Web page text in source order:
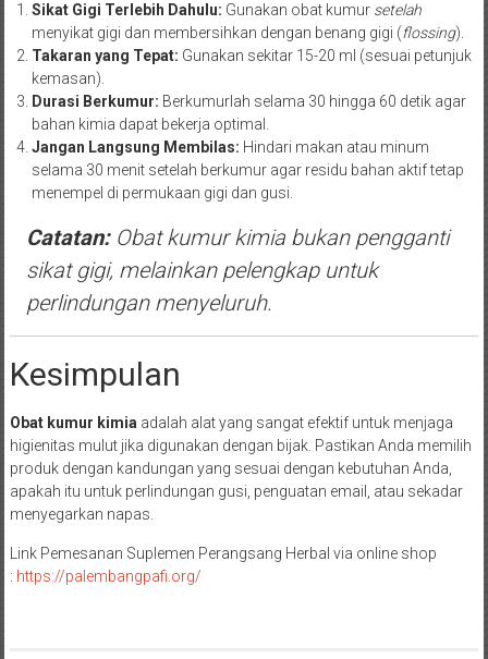
Sikat Gigi Terlebih Dahulu: Gunakan obat kumur setelah
menyikat gigi dan membersihkan dengan benang gigi (flossing).
Takaran yang Tepat: Gunakan sekitar 15-20 ml (sesuai petunjuk
kemasan).
Durasi Berkumur: Berkumurlah selama 30 hingga 60 detik agar
bahan kimia dapat bekerja optimal.
Jangan Langsung Membilas: Hindari makan atau minum
selama 30 menit setelah berkumur agar residu bahan aktif tetap
menempel di permukaan gigi dan gusi.
Catatan:Obat kumur kimia bukan pengganti
sikat gigi, melainkan pelengkap untuk
perlindungan menyeluruh.
Kesimpulan
Obat kumur kimiaadalah alat yang sangat efektif untuk menjaga
higienitas mulut jika digunakan dengan bijak. Pastikan Anda memilih
produk dengan kandungan yang sesuai dengan kebutuhan Anda,
apakah itu untuk perlindungan gusi, penguatan email, atau sekadar
menyegarkan napas.
Link Pemesanan Suplemen Perangsang Herbal via online shop
: https://palembangpafi.org/